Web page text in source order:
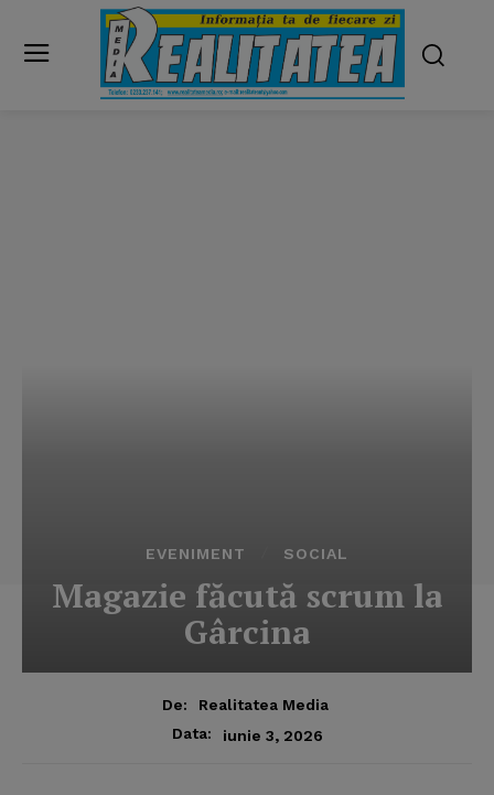
EVENIMENT SOCIAL
Magazie făcută scrum la
Gârcina
De:
Realitatea Media
Data:
iunie 3, 2026